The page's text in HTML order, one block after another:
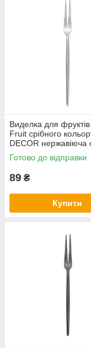
Виделка для
Fruit срібного
DECOR нержавіюча
Готово до відправки
89 ₴
Купити